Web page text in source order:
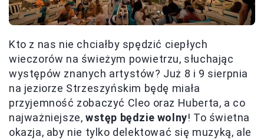
Kto z nas nie chciałby spędzić ciepłych
wieczorów na świeżym powietrzu, słuchając
występów znanych artystów? Już 8 i 9 sierpnia
na jeziorze Strzeszyńskim będę miała
przyjemność zobaczyć Cleo oraz Huberta, a co
najważniejsze, wstęp będzie wolny! To świetna
okazja, aby nie tylko delektować się muzyką, ale